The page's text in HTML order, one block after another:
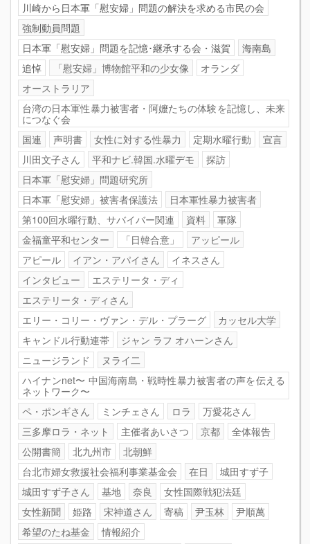
川崎から日本軍「慰安婦」問題の解決を求める市民の会
強制動員問題
日本軍「慰安婦」問題を記憶･継承する会・滋賀
海南島
追悼
「慰安婦」博物館平和の少女像
オランダ
オーストラリア
台湾の日本軍性暴力被害者・阿嬤たちの体験を記憶し、未来
につなぐ会
国連
声明書 女性に対する性暴力 定期水曜行動
宣言
川田文子さん
平和ナビ.韓国.水曜デモ
探訪
日本軍「慰安婦」問題研究所
日本軍「慰安婦」被害者保護法
日本軍性暴力被害者
第100回水曜行動、サバイバー関連
資料
軍隊
金福童平和センター
「日韓合意」
アッピール
アピール
イアン・アパイさん
イネスさん
インタビュー
エステリータ・ディ
エステリータ・ディさん
エリー・コリー・ヴァン・デル・プラーグ
カッセル大学
キャンドル行動連帯
ジャン ラフ オハーンさん
ニュージランド
ヌライ二
ハイナンnet〜 中国海南島・戦時性暴力被害者の声を伝える
ネットワーク〜
ペ・ポンギさん
ミンチェさん ロラ
万愛花さん
三多摩ロラ・ネット
主催者あいさつ 京都
全体報告
公開書簡
北九州市
北朝鮮
台北市婦女救援社会福利事業基金会
在日
城田すず子
城田すず子さん
基地 奈良
女性国際戦犯法廷
女性新聞
姫路 宋神道さん 寄稿 尹玉林
尹順萬
希望のたね基金
情報紹介